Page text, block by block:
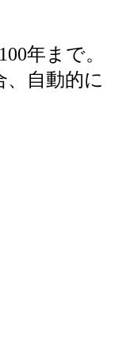
年まで。
、自動的に